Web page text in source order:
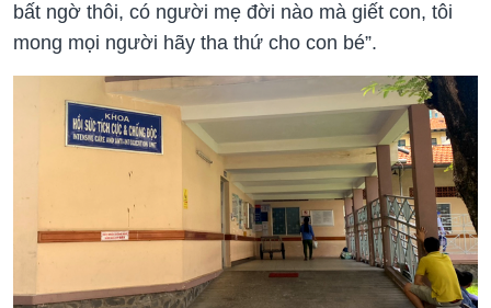
bất ngờ thôi, có người mẹ đời nào mà giết con, tôi
mong mọi người hãy tha thứ cho con bé”.